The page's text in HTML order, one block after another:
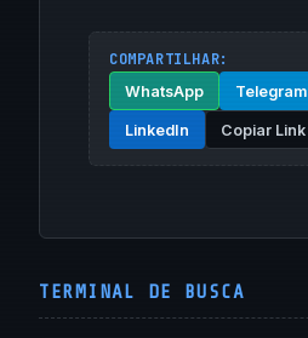
COMPARTILHAR:
WhatsApp Telegram
LinkedIn Copiar Link
TERMINAL DE BUSCA